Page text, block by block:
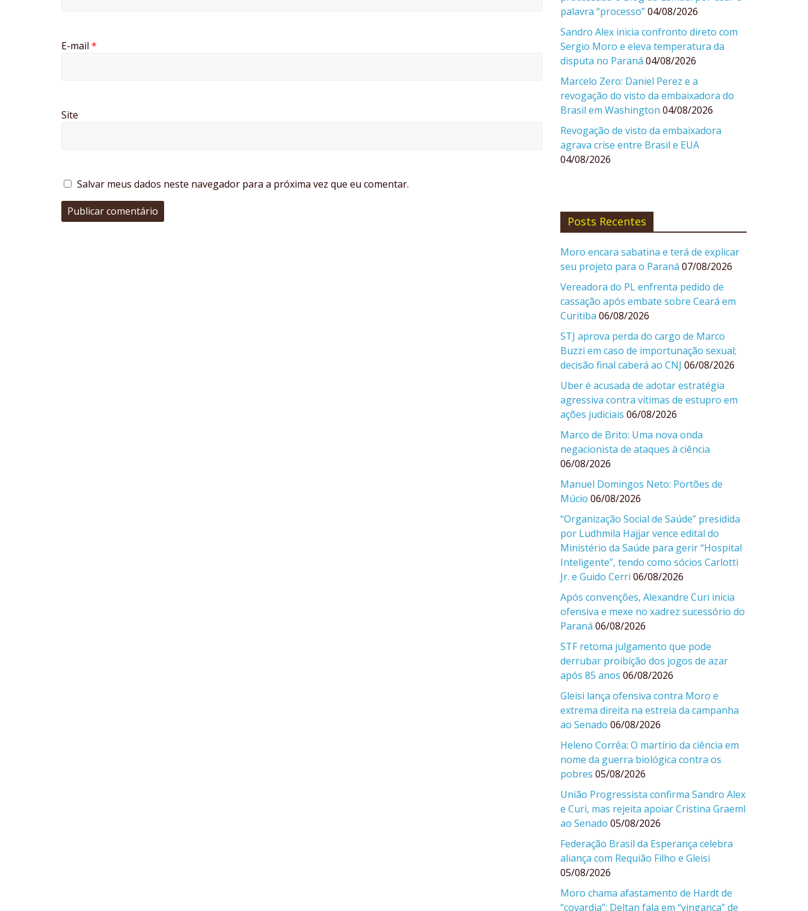
E-mail *
Site
Salvar meus dados neste navegador para a próxima vez que eu comentar.
palavra “processo”04/08/2026
Sandro Alex inicia confronto direto com
Sergio Moro e eleva temperatura da
disputa no Paraná 04/08/2026
Marcelo Zero: Daniel Perez e a
revogação do visto da embaixadora do
Brasil em Washington 04/08/2026
Revogação de visto da embaixadora
agrava crise entre Brasil e EUA
04/08/2026
Posts Recentes
Moro encara sabatina e terá de explicar
seu projeto para o Paraná 07/08/2026
Vereadora do PL enfrenta pedido de
cassação após embate sobre Ceará em
Curitiba 06/08/2026
STJ aprova perda do cargo de Marco
Buzzi em caso de importunação sexual;
decisão final caberá ao CNJ 06/08/2026
Uber é acusada de adotar estratégia
agressiva contra vítimas de estupro em
ações judiciais 06/08/2026
Marco de Brito: Uma nova onda
negacionista de ataques à ciência
06/08/2026
Manuel Domingos Neto: Portões de
Múcio 06/08/2026
“Organização Social de Saúde” presidida
por Ludhmila Hajjar vence edital do
Ministério da Saúde para gerir “Hospital
Inteligente”, tendo como sócios Carlotti
Jr. e Guido Cerri 06/08/2026
Após convenções, Alexandre Curi inicia
ofensiva e mexe no xadrez sucessório do
Paraná 06/08/2026
STF retoma julgamento que pode
derrubar proibição dos jogos de azar
após 85 anos 06/08/2026
Gleisi lança ofensiva contra Moro e
extrema direita na estreia da campanha
ao Senado 06/08/2026
Heleno Corrêa: O martírio da ciência em
nome da guerra biológica contra os
pobres 05/08/2026
União Progressista confirma Sandro Alex
e Curi, mas rejeita apoiar Cristina Graeml
ao Senado 05/08/2026
Federação Brasil da Esperança celebra
aliança com Requião Filho e Gleisi
05/08/2026
Moro chama afastamento de Hardt de
“covardia”; Deltan fala em “vingança” de